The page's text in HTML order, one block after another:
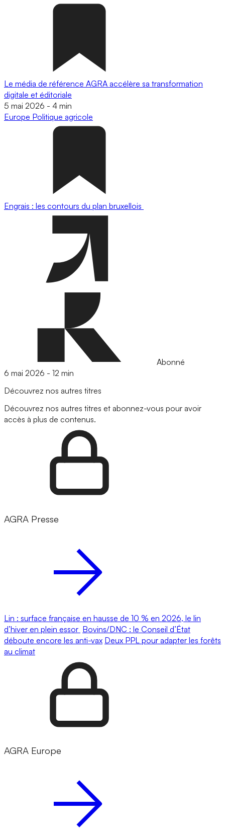
Le média de référence AGRA accélère sa transformation
digitale et éditoriale
5 mai 2026 - 4 min
Europe Politique agricole
Engrais : les contours du plan bruxellois
Abonné
6 mai 2026 - 12 min
Découvrez nos autres titres
Découvrez nos autres titres et abonnez-vous pour avoir
accès à plus de contenus.
AGRA Presse
Lin : surface française en hausse de 10 % en 2026, le lin
d’hiver en plein essor Bovins/DNC : le Conseil d’État
déboute encore les anti-vax Deux PPL pour adapter les forêts
au climat
AGRA Europe